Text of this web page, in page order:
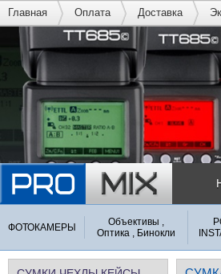
Главная Оплата Доставка
ФОТОКАМЕРЫ
Объективы ,
Оптика , Бинокли